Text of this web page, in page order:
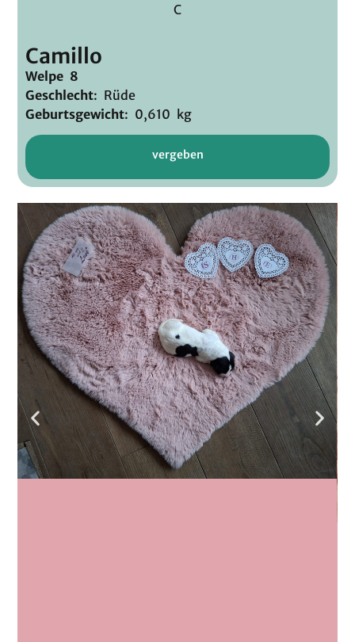
C
Camillo
Welpe 8
Geschlecht: Rüde
Geburtsgewicht: 0,610 kg
vergeben